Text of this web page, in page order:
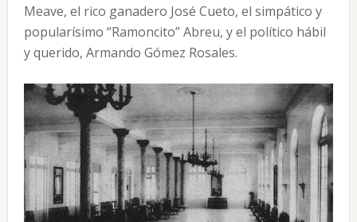
Meave, el rico ganadero José Cueto, el simpático y
popularísimo “Ramoncito” Abreu, y el político hábil
y querido, Armando Gómez Rosales.